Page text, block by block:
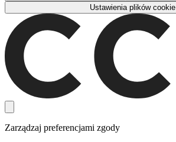
Ustawienia plików cookie
Zarządzaj preferencjami zgody